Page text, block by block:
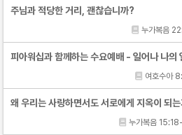
주님과 적당한 거리, 괜찮습니까?
누가복음
피아워십과 함께하는 수요예배 - 일어나 나의
여호수아
왜 우리는 사랑하면서도 서로에게 지옥이 되
누가복음